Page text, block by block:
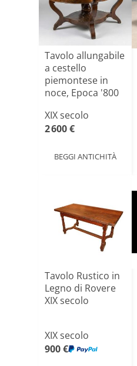
Tavolo allungabile
a cestello
piemontese in
noce, Epoca '800
XIX secolo
2 600 €
BEGGI ANTICHITÀ
Tavolo Rustico in
Legno di Rovere
XIX secolo
XIX secolo
900 €